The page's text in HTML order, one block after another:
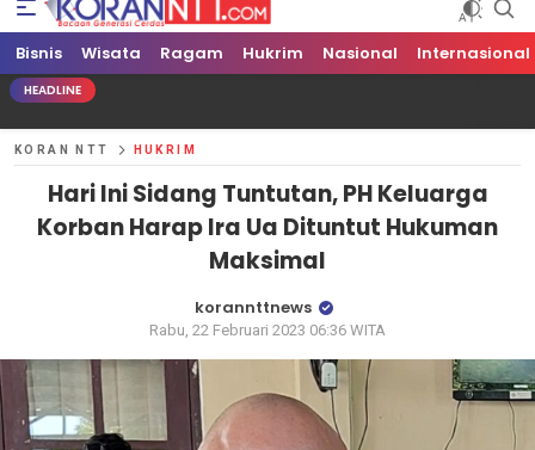
Koran NTT
Bacaan Generasi Cerdas
Bisnis Wisata Ragam Hukrim Nasional Internasional
HEADLINE
KORAN NTT HUKRIM
Hari Ini Sidang Tuntutan, PH Keluarga
Korban Harap Ira Ua Dituntut Hukuman
Maksimal
korannttnews
Rabu, 22 Februari 2023 06:36 WITA